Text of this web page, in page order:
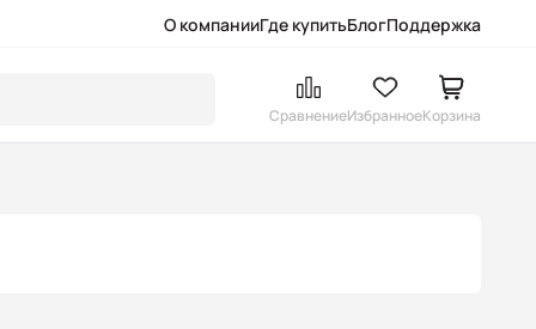
О компанииГде купитьБлогПоддержка
СравнениеИзбранноеКорзина